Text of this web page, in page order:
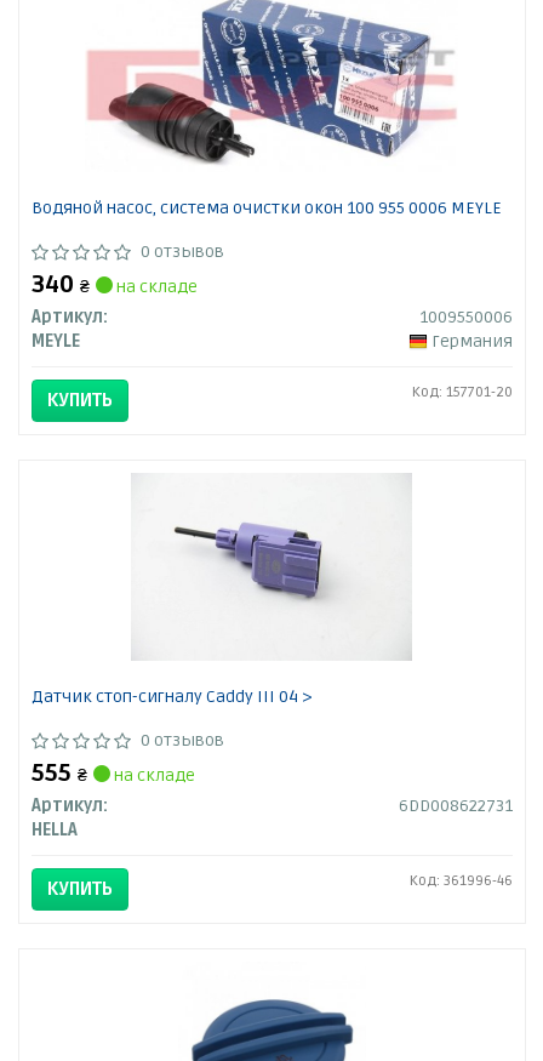
Водяной насос, система очистки окон 100 955 0006 MEYLE
0 отзывов
340 ₴
на складе
Артикул:
1009550006
MEYLE
Германия
КУПИТЬ Код: 157701-20
Датчик стоп-сигналу Caddy III 04 >
0 отзывов
555 ₴
на складе
Артикул:
6DD008622731
HELLA
КУПИТЬ Код: 361996-46